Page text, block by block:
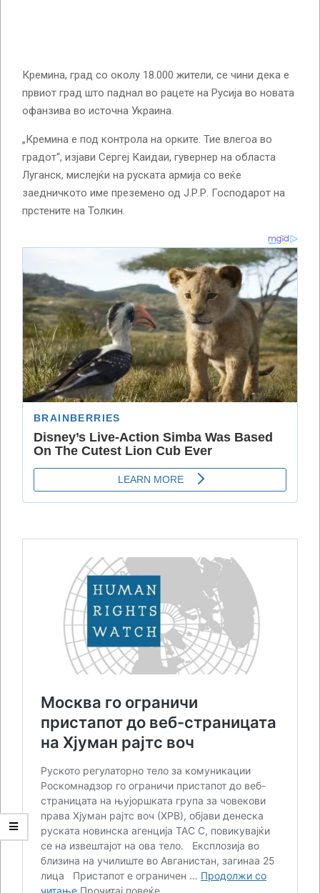
Кремина, град со околу 18.000 жители, се чини дека е
првиот град што паднал во рацете на Русија во новата
офанзива во источна Украина.
„Кремина е под контрола на орките. Тие влегоа во
градот“, изјави Сергеј Каидаи, гувернер на областа
Луганск, мислејќи на руската армија со веќе
заедничкото име преземено од Ј.Р.Р. Господарот на
прстените на Толкин.